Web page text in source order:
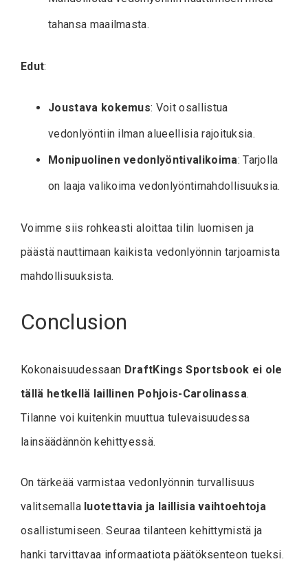
tahansa maailmasta.
Edut:
Joustava kokemus: Voit osallistua
vedonlyöntiin ilman alueellisia rajoituksia.
Monipuolinen vedonlyöntivalikoima: Tarjolla
on laaja valikoima vedonlyöntimahdollisuuksia.
Voimme siis rohkeasti aloittaa tilin luomisen ja
päästä nauttimaan kaikista vedonlyönnin tarjoamista
mahdollisuuksista.
Conclusion
Kokonaisuudessaan DraftKings Sportsbook ei ole
tällä hetkellä laillinen Pohjois-Carolinassa.
Tilanne voi kuitenkin muuttua tulevaisuudessa
lainsäädännön kehittyessä.
On tärkeää varmistaa vedonlyönnin turvallisuus
valitsemalla luotettavia ja laillisia vaihtoehtoja
osallistumiseen. Seuraa tilanteen kehittymistä ja
hanki tarvittavaa informaatiota päätöksenteon tueksi.